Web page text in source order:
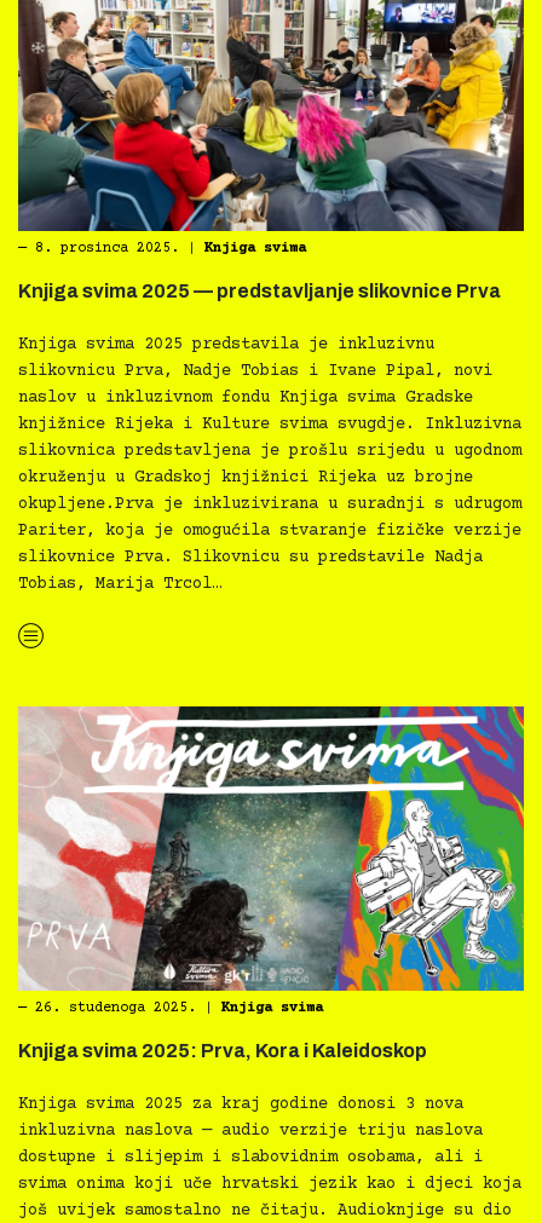
― 8. prosinca 2025. Knjiga svima
Knjiga svima 2025 — predstavljanje slikovnice Prva
Knjiga svima 2025 predstavila je inkluzivnu
slikovnicu Prva, Nadje Tobias i Ivane Pipal, novi
naslov u inkluzivnom fondu Knjiga svima Gradske
knjižnice Rijeka i Kulture svima svugdje. Inkluzivna
slikovnica predstavljena je prošlu srijedu u ugodnom
okruženju u Gradskoj knjižnici Rijeka uz brojne
okupljene.Prva je inkluzivirana u suradnji s udrugom
Pariter, koja je omogućila stvaranje fizičke verzije
slikovnice Prva. Slikovnicu su predstavile Nadja
Tobias, Marija Trcol…
“Knjiga svima 2025 — predstavljanje slikovnice Prva”
― 26. studenoga 2025. Knjiga svima
Knjiga svima 2025: Prva, Kora i Kaleidoskop
Knjiga svima 2025 za kraj godine donosi 3 nova
inkluzivna naslova — audio verzije triju naslova
dostupne i slijepim i slabovidnim osobama, ali i
svima onima koji uče hrvatski jezik kao i djeci koja
još uvijek samostalno ne čitaju. Audioknjige su dio